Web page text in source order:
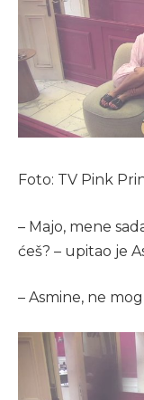
Foto: TV Pink
– Majo, mene
ćeš? – upitao je
– Asmine, ne